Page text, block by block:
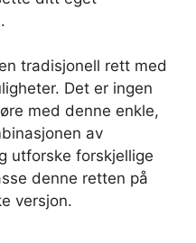
tradisjonell rett med
Det er ingen
med denne enkle,
av
utforske forskjellige
denne retten på
versjon.